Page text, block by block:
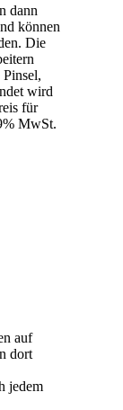
dann
können
Die
wird
für
MwSt.
auf
dort
jedem